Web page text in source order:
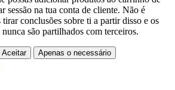
sessão na tua conta de cliente. Não é
tirar conclusões sobre ti a partir disso e os
nunca são partilhados com terceiros.
Aceitar Apenas o necessário